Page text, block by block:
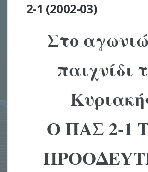
2-1 (2002-03)
Στο
παιχνίδι
O ΠAΣ 2-1